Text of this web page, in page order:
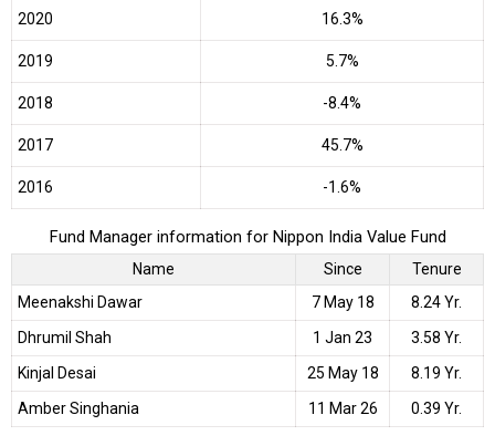
2020 16.3%
2019 5.7%
2018 -8.4%
2017 45.7%
2016 -1.6%
Fund Manager information for Nippon India Value Fund
Name Since
Tenure
Meenakshi Dawar
7 May 18
8.24 Yr.
Dhrumil Shah
1 Jan 23
3.58 Yr.
Kinjal Desai
25 May 18
8.19 Yr.
Amber Singhania
11 Mar 26 0.39 Yr.